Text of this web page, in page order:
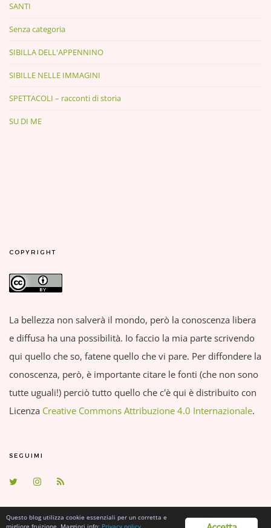
SANTI
Senza categoria
SIBILLA DELL'APPENNINO
SIBILLE NELLE IMMAGINI
SPETTACOLI – racconti di storia
SU DI ME
COPYRIGHT
La bellezza non salverà il mondo, però la conoscenza libera
e diffusa ha una possibilità. Io faccio la mia parte scrivendo
qui quello che so, fatene quello che vi pare. Per diffondere la
conoscenza, però, è importante citare le fonti (che non sono
tutte uguali!) perciò tutto quello che c'è qui è distribuito con
Licenza Creative Commons Attribuzione 4.0 Internazionale.
SEGUIMI
Questo blog utilizza cookie essenziali per un corretta e
migliore fruizione. Maggiori info: Privacy policy